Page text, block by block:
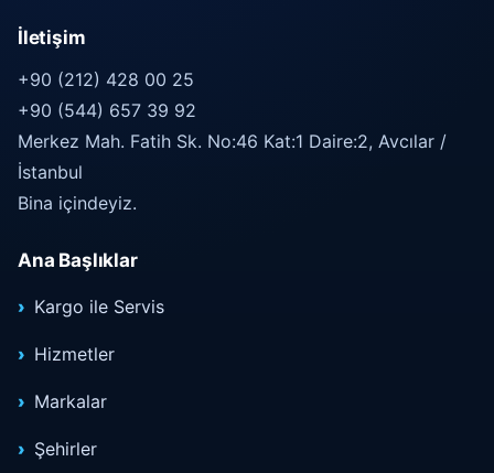
İletişim
+90 (212) 428 00 25
+90 (544) 657 39 92
Merkez Mah. Fatih Sk. No:46 Kat:1 Daire:2, Avcılar /
İstanbul
Bina içindeyiz.
Ana Başlıklar
Kargo ile Servis
Hizmetler
Markalar
Şehirler